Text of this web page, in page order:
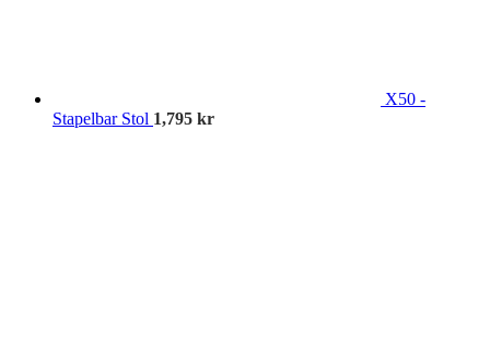
X50 -
Stapelbar Stol 1,795 kr